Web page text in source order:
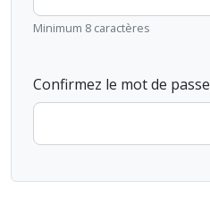
Minimum 8 caractères
Confirmez le mot de passe